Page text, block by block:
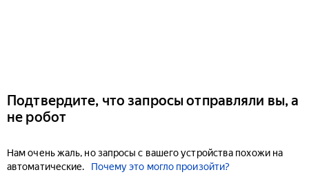
Подтвердите, что запросы отправляли вы, а
не робот
Нам очень жаль, но запросы с вашего устройства похожи на
автоматические.
Почему это могло произойти?